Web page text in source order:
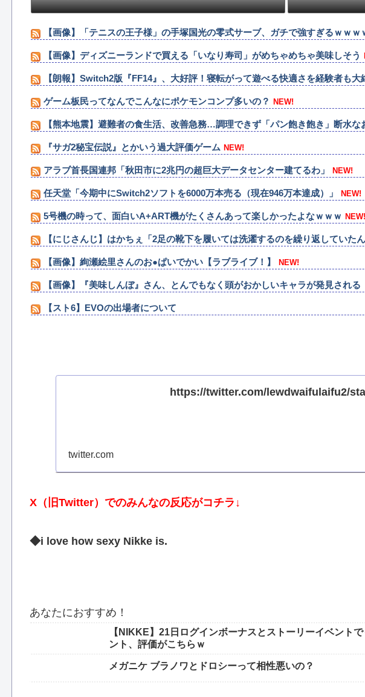
【画像】「テニスの王子様」の手塚国光の零式サーブ、ガチで強すぎるｗｗｗ
【画像】ディズニーランドで買える「いなり寿司」がめちゃめちゃ美味しそう
【朗報】Switch2版『FF14』、大好評！寝転がって遊べる快適さを経験者も大
ゲーム板民ってなんでこんなにポケモンコンプ多いの？ NEW!
【熊本地震】避難者の食生活、改善急務…調理できず「パン飽き飽き」断水な
『サガ2秘宝伝説』とかいう過大評価ゲーム NEW!
アラブ首長国連邦「秋田市に2兆円の超巨大データセンター建てるわ」 NEW!
任天堂「今期中にSwitch2ソフトを6000万本売る（現在946万本達成）」 NEW!
5号機の時って、面白いA+ART機がたくさんあって楽しかったよなｗｗｗ NEW!
【にじさんじ】はかちぇ「2足の靴下を履いては洗濯するのを繰り返していた
【画像】絢瀬絵里さんのお●ぱいでかい【ラブライブ！】 NEW!
【画像】『美味しんぼ』さん、とんでもなく頭がおかしいキャラが発見される
【スト6】EVOの出場者について
https://twitter.com/lewdwaifulaifu2/
twitter.com
X（旧Twitter）でのみんなの反応がコチラ↓
◆i love how sexy Nikke is.
あなたにおすすめ！
【NIKKE】21日ログインボーナスとストーリーイベント
ント、評価がこちらｗ
メガニケ ブラノワとドロシーって相性悪いの？